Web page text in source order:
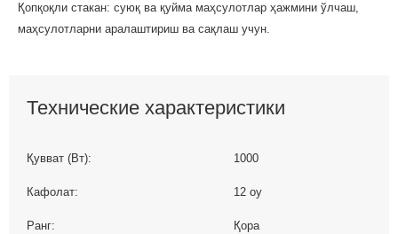
Қопқоқли стакан: суюқ ва қуйма маҳсулотлар ҳажмини ўлчаш,
маҳсулотларни аралаштириш ва сақлаш учун.
Технические характеристики
Қувват (Вт): 1000
Кафолат: 12 oy
Ранг: Қора